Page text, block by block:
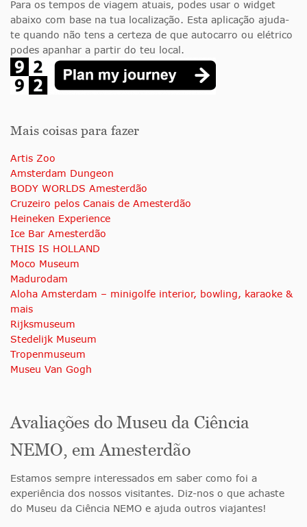
Para os tempos de viagem atuais, podes usar o widget
abaixo com base na tua localização. Esta aplicação ajuda-
te quando não tens a certeza de que autocarro ou elétrico
podes apanhar a partir do teu local.
Mais coisas para fazer
Artis Zoo
Amsterdam Dungeon
BODY WORLDS Amesterdão
Cruzeiro pelos Canais de Amesterdão
Heineken Experience
Ice Bar Amesterdão
THIS IS HOLLAND
Moco Museum
Madurodam
Aloha Amsterdam – minigolfe interior, bowling, karaoke &
mais
Rijksmuseum
Stedelijk Museum
Tropenmuseum
Museu Van Gogh
Avaliações do Museu da Ciência
NEMO, em Amesterdão
Estamos sempre interessados em saber como foi a
experiência dos nossos visitantes. Diz-nos o que achaste
do Museu da Ciência NEMO e ajuda outros viajantes!